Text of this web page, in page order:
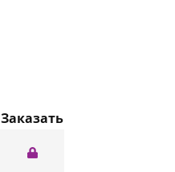
Заказать